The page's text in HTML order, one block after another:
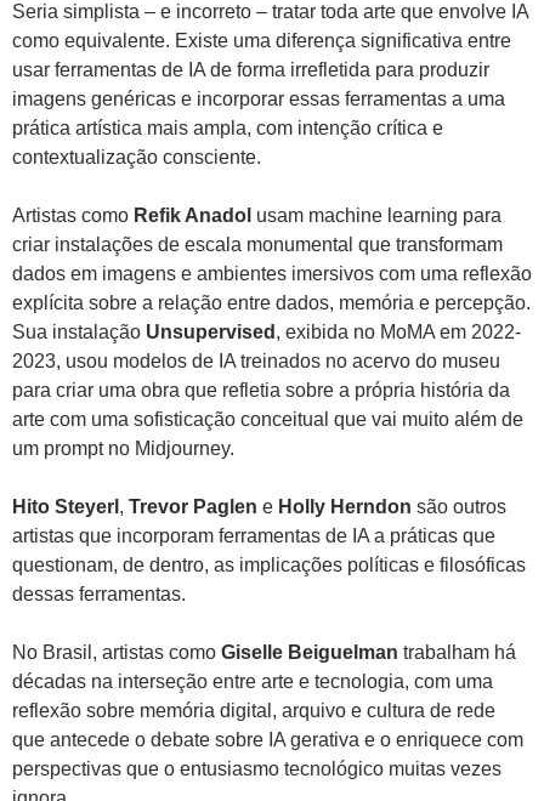
Seria simplista – e incorreto – tratar toda arte que envolve IA
como equivalente. Existe uma diferença significativa entre
usar ferramentas de IA de forma irrefletida para produzir
imagens genéricas e incorporar essas ferramentas a uma
prática artística mais ampla, com intenção crítica e
contextualização consciente.
Artistas como Refik Anadol usam machine learning para
criar instalações de escala monumental que transformam
dados em imagens e ambientes imersivos com uma reflexão
explícita sobre a relação entre dados, memória e percepção.
Sua instalação Unsupervised , exibida no MoMA em 2022-
2023, usou modelos de IA treinados no acervo do museu
para criar uma obra que refletia sobre a própria história da
arte com uma sofisticação conceitual que vai muito além de
um prompt no Midjourney.
Hito Steyerl , Trevor Paglen e Holly Herndon são outros
artistas que incorporam ferramentas de IA a práticas que
questionam, de dentro, as implicações políticas e filosóficas
dessas ferramentas.
No Brasil, artistas como Giselle Beiguelman trabalham há
décadas na interseção entre arte e tecnologia, com uma
reflexão sobre memória digital, arquivo e cultura de rede
que antecede o debate sobre IA gerativa e o enriquece com
perspectivas que o entusiasmo tecnológico muitas vezes